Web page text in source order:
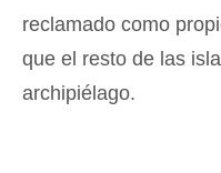
reclamado como
que el resto de las
archipiélago.